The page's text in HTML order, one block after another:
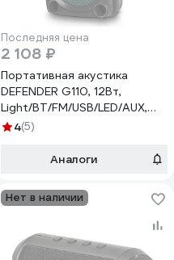
Последняя цена
2 108 ₽
Портативная акустика
DEFENDER G110, 12Вт,
Light/BT/FM/USB/LED/AUX,
65110
4(5)
Аналоги
Нет в наличии